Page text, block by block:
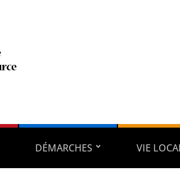
DÉMARCHES VIE